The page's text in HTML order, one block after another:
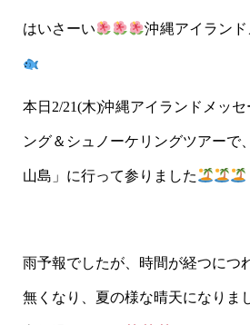
はいさーい 沖縄アイラン
本日2/21(木)沖縄アイランドメッ
ング＆シュノーケリングツアーで
山島」に行って参りました
雨予報でしたが、時間が経つにつ
無くなり、夏の様な晴天になりま